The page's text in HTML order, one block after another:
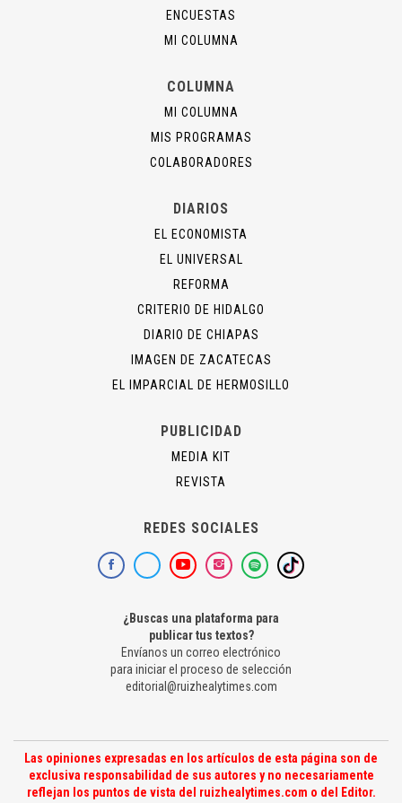
ENCUESTAS
MI COLUMNA
COLUMNA
MI COLUMNA
MIS PROGRAMAS
COLABORADORES
DIARIOS
EL ECONOMISTA
EL UNIVERSAL
REFORMA
CRITERIO DE HIDALGO
DIARIO DE CHIAPAS
IMAGEN DE ZACATECAS
EL IMPARCIAL DE HERMOSILLO
PUBLICIDAD
MEDIA KIT
REVISTA
REDES SOCIALES
¿Buscas una plataforma para
publicar tus textos?
Envíanos un correo electrónico
para iniciar el proceso de selección
editorial@ruizhealytimes.com
Las opiniones expresadas en los artículos de esta página son de
exclusiva responsabilidad de sus autores y no necesariamente
reflejan los puntos de vista del ruizhealytimes.com o del Editor.